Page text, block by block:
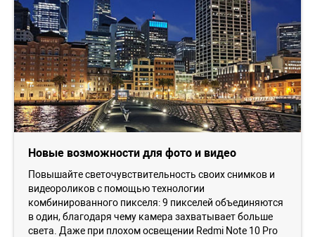
Новые возможности для фото и видео
Повышайте светочувствительность своих снимков и
видеороликов с помощью технологии
комбинированного пикселя: 9 пикселей объединяются
в один, благодаря чему камера захватывает больше
света. Даже при плохом освещении Redmi Note 10 Pro